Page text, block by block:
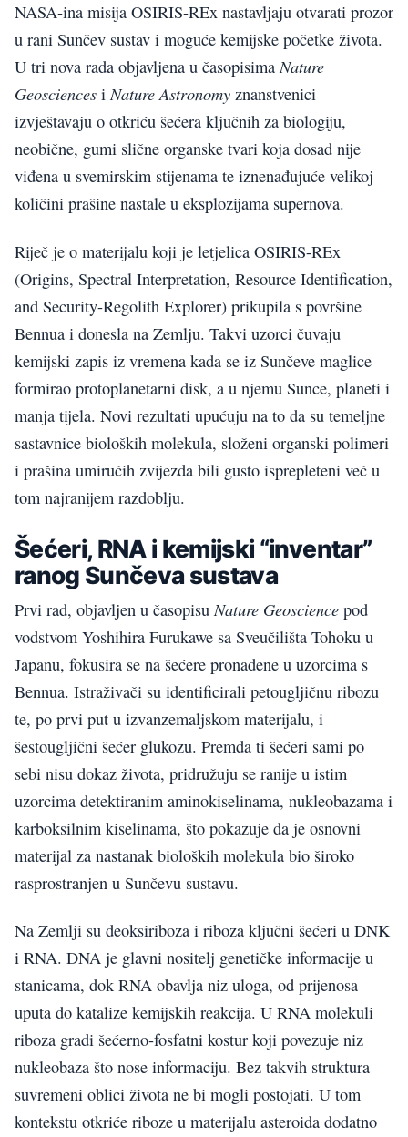
NASA-ina misija OSIRIS-REx nastavljaju otvarati prozor
u rani Sunčev sustav i moguće kemijske početke života.
U tri nova rada objavljena u časopisimaNature
Geosciences iNature Astronomy znanstvenici
izvještavaju o otkriću šećera ključnih za biologiju,
neobične, gumi slične organske tvari koja dosad nije
viđena u svemirskim stijenama te iznenađujuće velikoj
količini prašine nastale u eksplozijama supernova.
Riječ je o materijalu koji je letjelica OSIRIS-REx
(Origins, Spectral Interpretation, Resource Identification,
and Security-Regolith Explorer) prikupila s površine
Bennua i donesla na Zemlju. Takvi uzorci čuvaju
kemijski zapis iz vremena kada se iz Sunčeve maglice
formirao protoplanetarni disk, a u njemu Sunce, planeti i
manja tijela. Novi rezultati upućuju na to da su temeljne
sastavnice bioloških molekula, složeni organski polimeri
i prašina umirućih zvijezda bili gusto isprepleteni već u
tom najranijem razdoblju.
Šećeri, RNA i kemijski “inventar”
ranog Sunčeva sustava
Prvi rad, objavljen u časopisu Nature Geoscience pod
vodstvom Yoshihira Furukawe sa Sveučilišta Tohoku u
Japanu, fokusira se na šećere pronađene u uzorcima s
Bennua. Istraživači su identificirali petougljičnu ribozu
te, po prvi put u izvanzemaljskom materijalu, i
šestougljični šećer glukozu. Premda ti šećeri sami po
sebi nisu dokaz života, pridružuju se ranije u istim
uzorcima detektiranim aminokiselinama, nukleobazama i
karboksilnim kiselinama, što pokazuje da je osnovni
materijal za nastanak bioloških molekula bio široko
rasprostranjen u Sunčevu sustavu.
Na Zemlji su deoksiriboza i riboza ključni šećeri u DNK
i RNA. DNA je glavni nositelj genetičke informacije u
stanicama, dok RNA obavlja niz uloga, od prijenosa
uputa do katalize kemijskih reakcija. U RNA molekuli
riboza gradi šećerno-fosfatni kostur koji povezuje niz
nukleobaza što nose informaciju. Bez takvih struktura
suvremeni oblici života ne bi mogli postojati. U tom
kontekstu otkriće riboze u materijalu asteroida dodatno